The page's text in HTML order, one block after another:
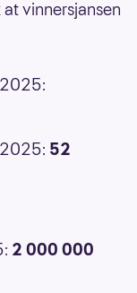
vinnersjansen
52
2 000 000